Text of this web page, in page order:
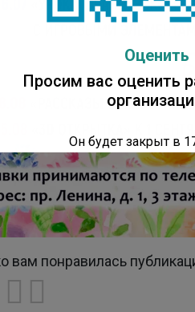
вам понравилась
Оценить
Просим вас оценить
Он будет закрыт в